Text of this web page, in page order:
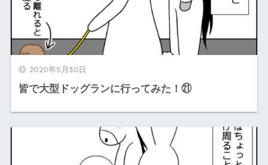
2020年5月30日
皆で大型ドッグランに行ってみた！㉑